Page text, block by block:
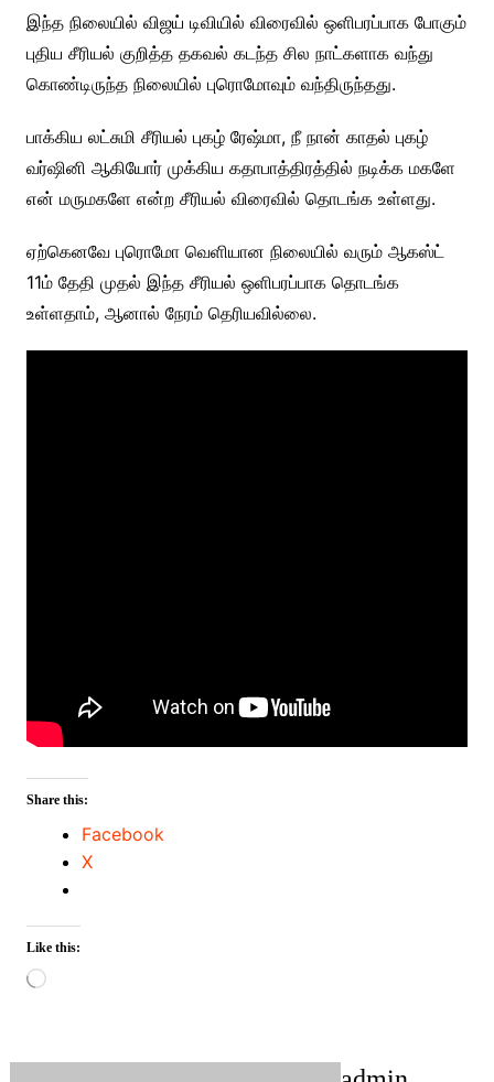
இந்த நிலையில் விஜய் டிவியில் விரைவில் ஒளிபரப்பாக போகும்
புதிய சீரியல் குறித்த தகவல் கடந்த சில நாட்களாக வந்து
கொண்டிருந்த நிலையில் புரொமோவும் வந்திருந்தது.
பாக்கிய லட்சுமி சீரியல் புகழ் ரேஷ்மா, நீ நான் காதல் புகழ்
வர்ஷினி ஆகியோர் முக்கிய கதாபாத்திரத்தில் நடிக்க மகளே
என் மருமகளே என்ற சீரியல் விரைவில் தொடங்க உள்ளது.
ஏற்கெனவே புரொமோ வெளியான நிலையில் வரும் ஆகஸ்ட்
11ம் தேதி முதல் இந்த சீரியல் ஒளிபரப்பாக தொடங்க
உள்ளதாம், ஆனால் நேரம் தெரியவில்லை.
Share this:
Facebook
X
Like this:
Loading…